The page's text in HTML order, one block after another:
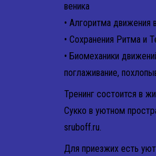
веника
• Алгоритма движения
• Сохранения Ритма и
• Биомеханики
поглаживание,
Тренинг состоится в
Сукко в уютном
sruboff.ru.
Для приезжих есть